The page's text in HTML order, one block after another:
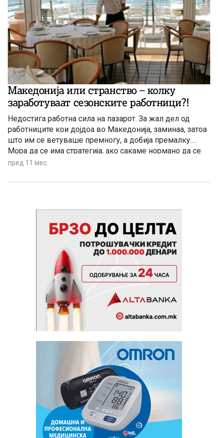
Македонија или странство – колку
заработуваат сезонските работници?!
Недостига работна сила на пазарот. За жал дел од
работниците кои дојдоа во Македонија, заминаа, затоа
што им се ветуваше премногу, а добија премалку.
Мора да се има стратегија, ако сакаме нормано да се
работи.
пред 11 мес.